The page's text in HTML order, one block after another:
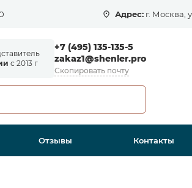
Адрес: г. Москва,
с 2013 г
+7 (495) 135-135-5
zakaz1@shenler.pro
Скопировать почту
Отзывы Контакты